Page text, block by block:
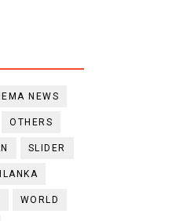
NEWS
OTHERS
SLIDER
WORLD